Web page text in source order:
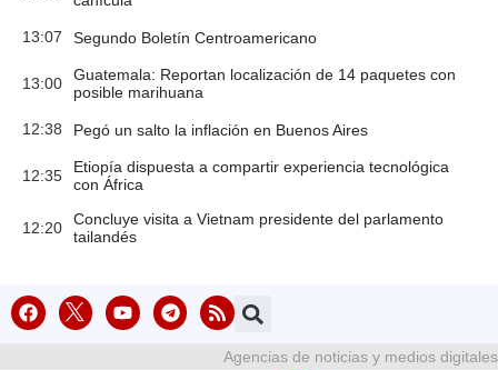
13:07 Segundo Boletín Centroamericano
13:00
Guatemala: Reportan localización de 14 paquetes con
posible marihuana
12:38 Pegó un salto la inflación en Buenos Aires
12:35
Etiopía dispuesta a compartir experiencia tecnológica
con África
12:20
Concluye visita a Vietnam presidente del parlamento
tailandés
Agencias de noticias y medios digitales